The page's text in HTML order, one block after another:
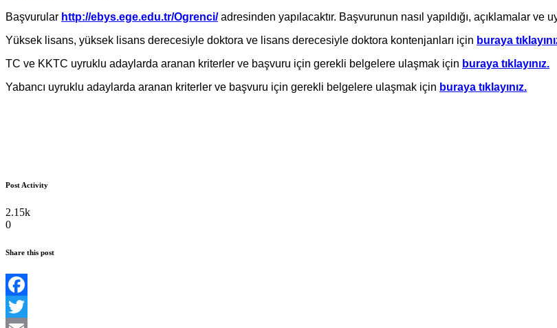
Başvurular http://ebys.ege.edu.tr/Ogrenci/ adresinden yapılacaktır. Başvurunun nasıl yapıldığı, açıklamalar ve
Yüksek lisans, yüksek lisans derecesiyle doktora ve lisans derecesiyle doktora kontenjanları için buraya
TC ve KKTC uyruklu adaylarda aranan kriterler ve başvuru için gerekli belgelere ulaşmak için buraya tıklayınız.
Yabancı uyruklu adaylarda aranan kriterler ve başvuru için gerekli belgelere ulaşmak için buraya tıklayınız.
Post Activity
2.15k
0
Share this post
Facebook